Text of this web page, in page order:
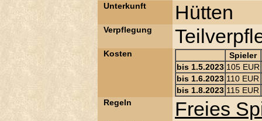
Unterkunft Hütten
Verpflegung
Kosten
Spieler
bis 1.5.2023 105 EUR
bis 1.6.2023 110 EUR
bis 1.8.2023 115 EUR
Regeln
Freies